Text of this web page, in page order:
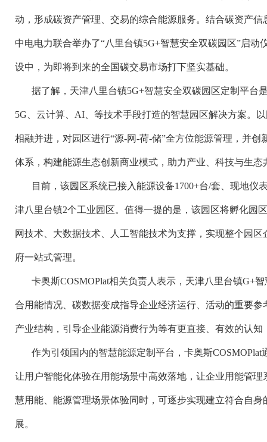
动，形成碳资产管理、交易的综合能源服务。结合碳资产信
中电电力联合举办了“八里台镇5G+智慧安全双碳园区”启动
设中，为即将到来的全国碳交易市场打下坚实基础。
据了解，天津八里台镇5G+智慧安全双碳园区定制平台
5G、云计算、AI、等技术手段打造的智慧园区解决方案。
相融并进，对园区进行“源-网-荷-储”全方位能源管理，并创
体系，构建能源生态创新商业模式，助力产业、科技与生
目前，该园区系统已接入能源设备1700+台/套、现地仪
津八里台镇2个工业园区。值得一提的是，该园区将孵化园
网技术、大数据技术、人工智能技术为支撑，实现整个园
府一站式管理。
卡奥斯COSMOPlat相关负责人表示，天津八里台镇G+
合用能情况、碳数据变成指导企业经济运行、活动的重要
产业结构，引导企业能源消费行为等有更直接、有效的认
作为引领国内的智慧能源定制平台，卡奥斯
让用户智能化体验在用能场景中高效落地，让企业用能管
慧用能、能源管理场景体验同时，可逐步实现建立符合自
展。